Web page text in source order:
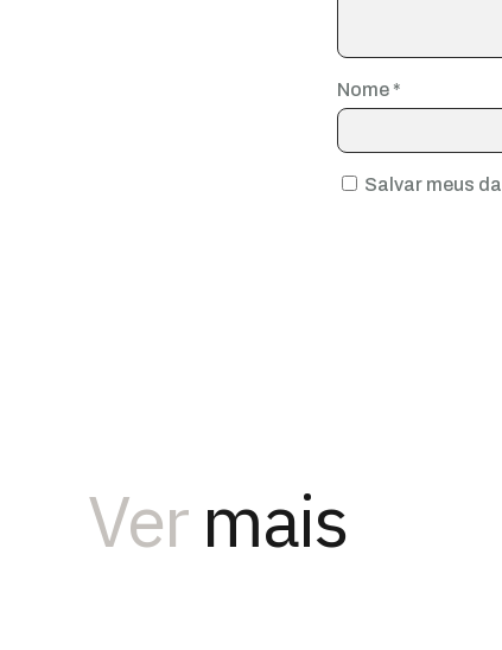
Nome *
Salvar meus
Ver mais